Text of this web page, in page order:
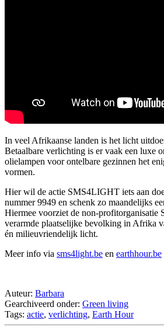
In veel Afrikaanse landen is het licht
Betaalbare verlichting is er vaak een luxe
olielampen voor ontelbare gezinnen het
vormen.
Hier wil de actie SMS4LIGHT iets aan
nummer 9949 en schenk zo maandelijks
Hiermee voorziet de non-profitorganisatie
verarmde plaatselijke bevolking in Afrika
én milieuvriendelijk licht.
Meer info via sms4light.be en earthhour.be
Auteur: Barbara
Gearchiveerd onder: Green living
Tags: actie, verlichting, Earth Hour